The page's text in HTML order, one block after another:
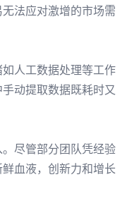
法应对激增的市场需
人工数据处理等工作
动提取数据既耗时又
尽管部分团队凭经验
血液，创新力和增长